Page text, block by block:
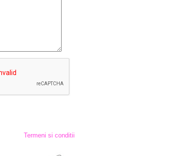
Termeni si conditii